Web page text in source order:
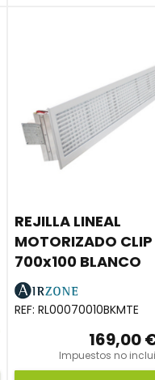
REJILLA LINEAL
MOTORIZADO CLIP
700x100 BLANCO
REF: RL00070010BKMTE
169,00
Impuestos no